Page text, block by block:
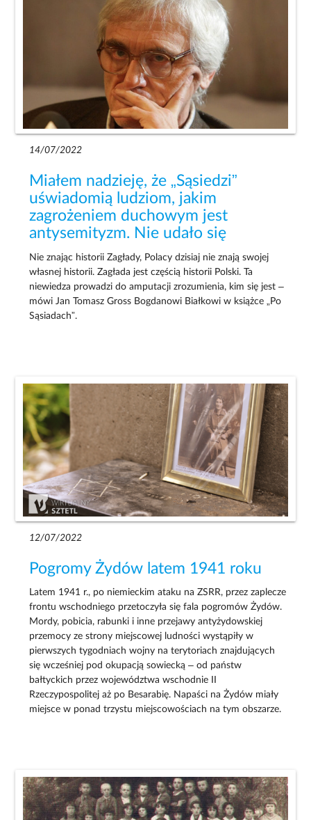
14/07/2022
Miałem nadzieję, że „Sąsiedzi”
uświadomią ludziom, jakim
zagrożeniem duchowym jest
antysemityzm. Nie udało się
Nie znając historii Zagłady, Polacy dzisiaj nie znają swojej
własnej historii. Zagłada jest częścią historii Polski. Ta
niewiedza prowadzi do amputacji zrozumienia, kim się jest –
mówi Jan Tomasz Gross Bogdanowi Białkowi w książce „Po
Sąsiadach”.
12/07/2022
Pogromy Żydów latem 1941 roku
Latem 1941 r., po niemieckim ataku na ZSRR, przez zaplecze
frontu wschodniego przetoczyła się fala pogromów Żydów.
Mordy, pobicia, rabunki i inne przejawy antyżydowskiej
przemocy ze strony miejscowej ludności wystąpiły w
pierwszych tygodniach wojny na terytoriach znajdujących
się wcześniej pod okupacją sowiecką – od państw
bałtyckich przez województwa wschodnie II
Rzeczypospolitej aż po Besarabię. Napaści na Żydów miały
miejsce w ponad trzystu miejscowościach na tym obszarze.